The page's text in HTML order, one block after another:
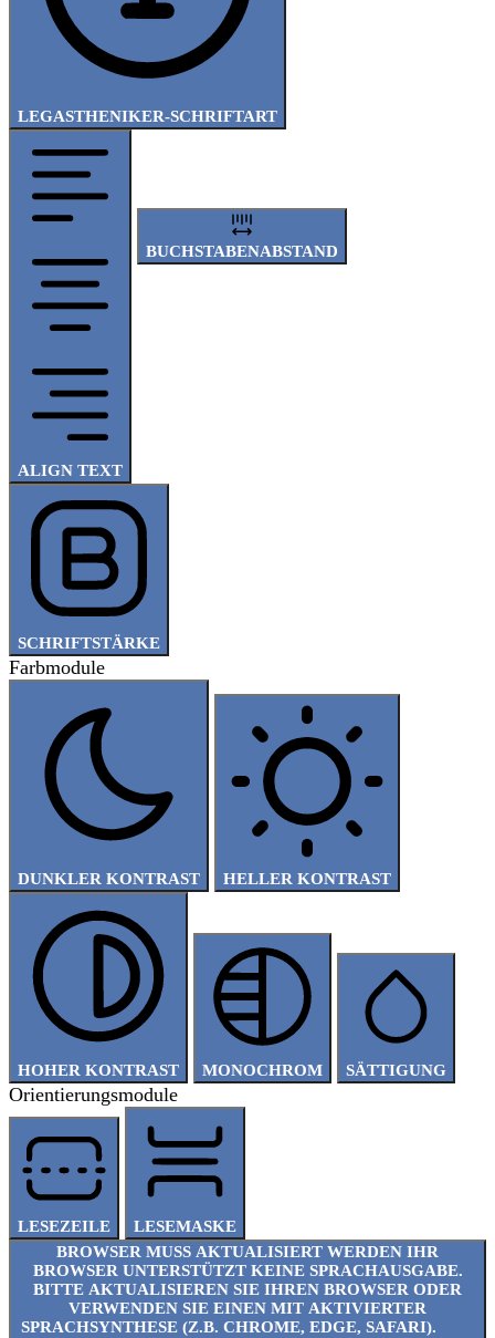
LEGASTHENIKER-SCHRIFTART
ALIGN TEXT
BUCHSTABENABSTAND
SCHRIFTSTÄRKE
Farbmodule
DUNKLER KONTRAST HELLER KONTRAST
HOHER KONTRAST MONOCHROM SÄTTIGUNG
Orientierungsmodule
LESEZEILE
LESEMASKE
BROWSER MUSS AKTUALISIERT WERDEN IHR
BROWSER UNTERSTÜTZT KEINE SPRACHAUSGABE.
BITTE AKTUALISIEREN SIE IHREN BROWSER ODER
VERWENDEN SIE EINEN MIT AKTIVIERTER
SPRACHSYNTHESE (Z.B. CHROME, EDGE, SAFARI).